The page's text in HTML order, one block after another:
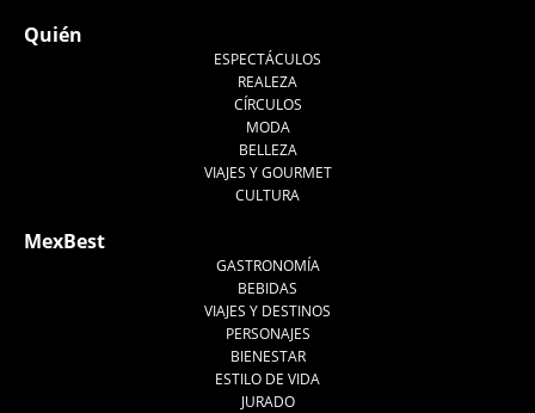
Quién
ESPECTÁCULOS
REALEZA
CÍRCULOS
MODA
BELLEZA
VIAJES Y GOURMET
CULTURA
MexBest
GASTRONOMÍA
BEBIDAS
VIAJES Y DESTINOS
PERSONAJES
BIENESTAR
ESTILO DE VIDA
JURADO